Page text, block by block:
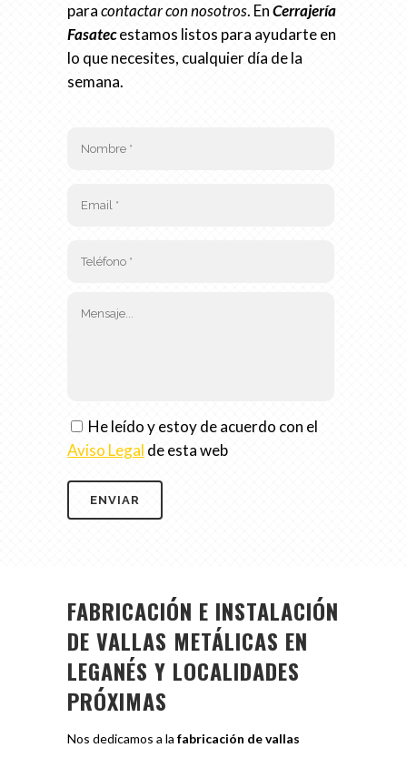
paracontactar con nosotros. EnCerrajería
Fasatecestamos listos para ayudarte en
lo que necesites, cualquier día de la
semana.
He leído y estoy de acuerdo con el
Aviso Legal de esta web
FABRICACIÓN E INSTALACIÓN
DE VALLAS METÁLICAS EN
LEGANÉS Y LOCALIDADES
PRÓXIMAS
Nos dedicamos a la fabricación de vallas